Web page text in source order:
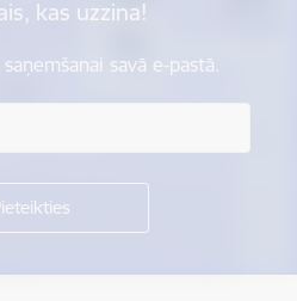
kas uzzina!
savā e-pastā.